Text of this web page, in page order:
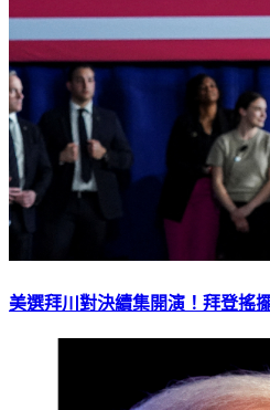
美選拜川對決續集開演！拜登